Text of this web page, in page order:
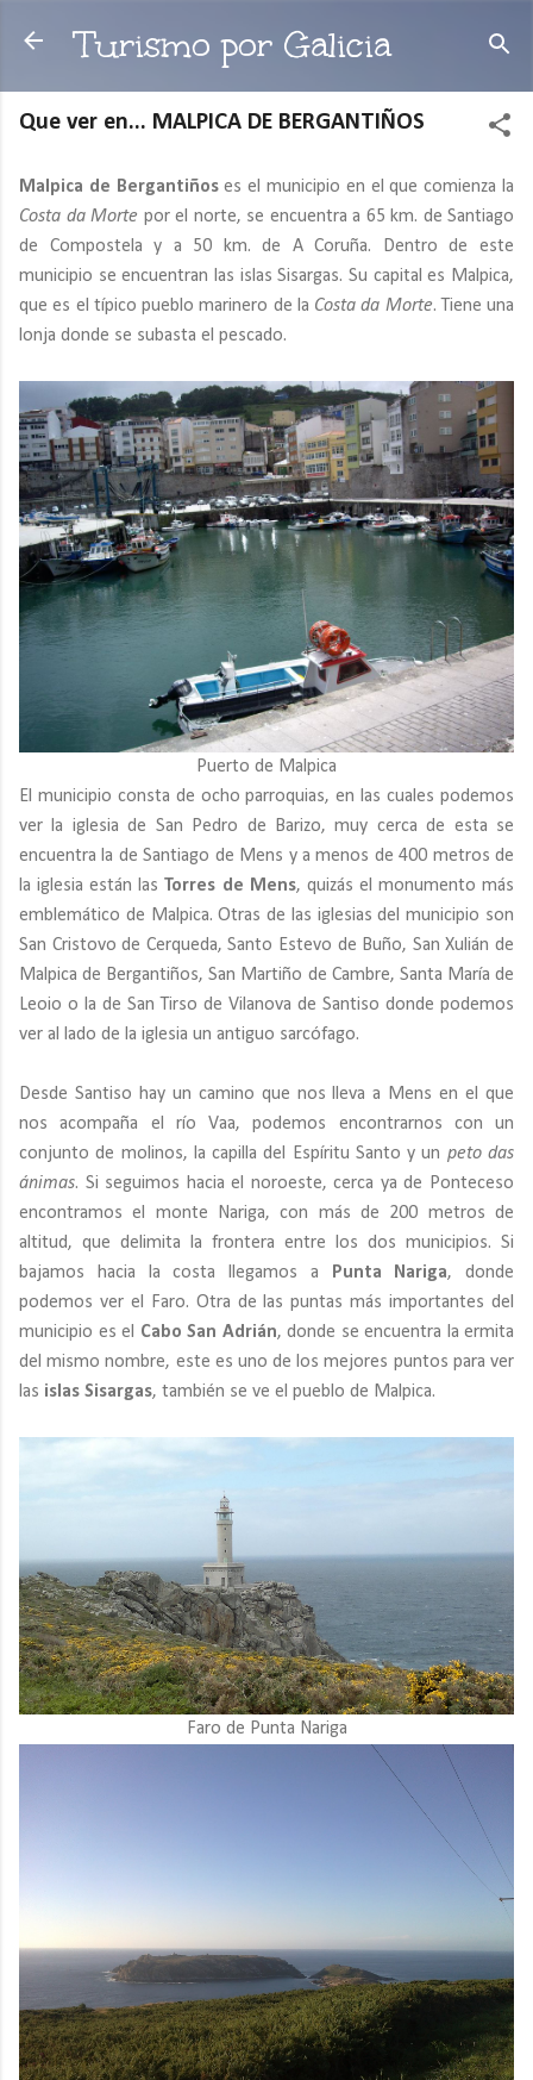
Ir al contenido principal
Turismo por Galicia
Que ver en... MALPICA DE BERGANTIÑOS
Malpica de Bergantiñoses el municipio en el que comienza la
Costa da Morte por el norte, se encuentra a 65 km. de Santiago
de Compostela y a 50 km. de A Coruña. Dentro de este
municipio se encuentran las islas Sisargas. Su capital es Malpica,
que es el típico pueblo marinero de la Costa da Morte. Tiene una
lonja donde se subasta el pescado.
Puerto de Malpica
El municipio consta de ocho parroquias, en las cuales podemos
ver la iglesia de San Pedro de Barizo, muy cerca de esta se
encuentra la de Santiago de Mens y a menos de 400 metros de
la iglesia están lasTorres de Mens, quizás el monumento más
emblemático de Malpica. Otras de las iglesias del municipio son
San Cristovo de Cerqueda, Santo Estevo de Buño, San Xulián de
Malpica de Bergantiños, San Martiño de Cambre, Santa María de
Leoio o la de San Tirso de Vilanova de Santiso donde podemos
ver al lado de la iglesia un antiguo sarcófago.
Desde Santiso hay un camino que nos lleva a Mens en el que
nos acompaña el río Vaa, podemos encontrarnos con un
conjunto de molinos, la capilla del Espíritu Santo y un peto das
ánimas. Si seguimos hacia el noroeste, cerca ya de Ponteceso
encontramos el monte Nariga, con más de 200 metros de
altitud, que delimita la frontera entre los dos municipios. Si
bajamos hacia la costa llegamos a
Punta Nariga, donde
podemos ver el Faro. Otra de las puntas más importantes del
municipio es el Cabo San Adrián, donde se encuentra la ermita
del mismo nombre, este es uno de los mejores puntos para ver
las islas Sisargas, también se ve el pueblo de Malpica.
Faro de Punta Nariga